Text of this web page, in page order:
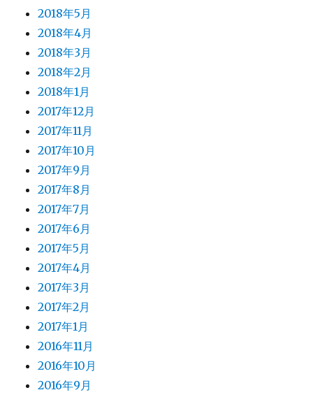
2018年5月
2018年4月
2018年3月
2018年2月
2018年1月
2017年12月
2017年11月
2017年10月
2017年9月
2017年8月
2017年7月
2017年6月
2017年5月
2017年4月
2017年3月
2017年2月
2017年1月
2016年11月
2016年10月
2016年9月